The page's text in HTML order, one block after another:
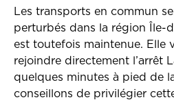
Les transports en commun
perturbés dans la région Île-
est toutefois maintenue. Elle
rejoindre directement l’arrêt
quelques minutes à pied de
conseillons de privilégier